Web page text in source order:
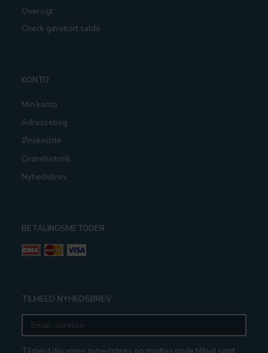
Oversigt
Check gavekort saldo
KONTO
Min konto
Adressebog
Ønskeliste
Ordrehistorik
Nyhedsbrev
BETALINGSMETODER
TILMELD NYHEDSBREV
Email-
adresse